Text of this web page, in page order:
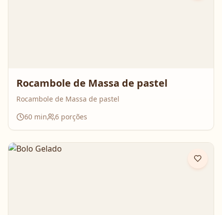
Rocambole de Massa de pastel
Rocambole de Massa de pastel
60 min 6 porções